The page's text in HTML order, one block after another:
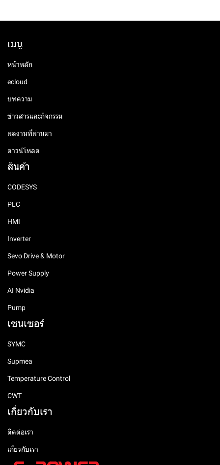
เมนู
หน้าหลัก
ecloud
บทความ
ข่าวสารและกิจกรรม
ผลงานที่ผ่านมา
ดาวน์โหลด
สินค้า
CODESYS
PLC
HMI
Inverter
Sevo Drive & Motor
Power Supply
AI Nvidia
Pump
เซนเซอร์
SYMC
Supmea
Temperature Control
CWT
เกี่ยวกับเรา
ติดต่อเรา
เกี่ยวกับเรา